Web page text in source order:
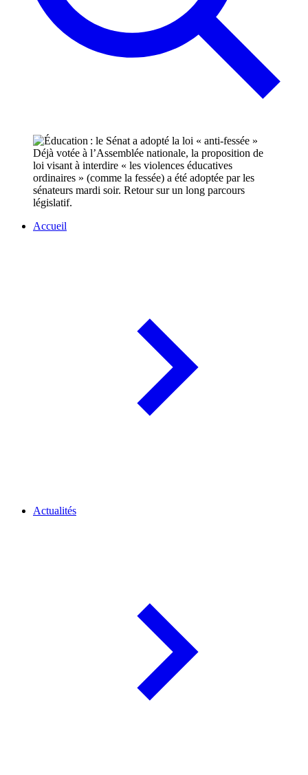
Déjà votée à l’Assemblée nationale, la proposition de
loi visant à interdire « les violences éducatives
ordinaires » (comme la fessée) a été adoptée par les
sénateurs mardi soir. Retour sur un long parcours
législatif.
Accueil
Actualités